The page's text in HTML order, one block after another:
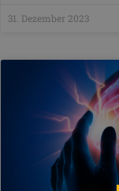
31. Dezember 2023